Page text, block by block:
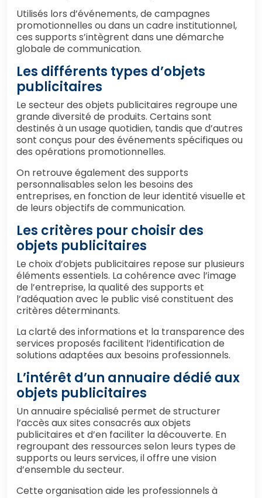
Utilisés lors d’événements, de campagnes
promotionnelles ou dans un cadre institutionnel,
ces supports s’intègrent dans une démarche
globale de communication.
Les différents types d’objets
publicitaires
Le secteur des objets publicitaires regroupe une
grande diversité de produits. Certains sont
destinés à un usage quotidien, tandis que d’autres
sont conçus pour des événements spécifiques ou
des opérations promotionnelles.
On retrouve également des supports
personnalisables selon les besoins des
entreprises, en fonction de leur identité visuelle et
de leurs objectifs de communication.
Les critères pour choisir des
objets publicitaires
Le choix d’objets publicitaires repose sur plusieurs
éléments essentiels. La cohérence avec l’image
de l’entreprise, la qualité des supports et
l’adéquation avec le public visé constituent des
critères déterminants.
La clarté des informations et la transparence des
services proposés facilitent l’identification de
solutions adaptées aux besoins professionnels.
L’intérêt d’un annuaire dédié aux
objets publicitaires
Un annuaire spécialisé permet de structurer
l’accès aux sites consacrés aux objets
publicitaires et d’en faciliter la découverte. En
regroupant des ressources selon leurs types de
supports ou leurs services, il offre une vision
d’ensemble du secteur.
Cette organisation aide les professionnels à